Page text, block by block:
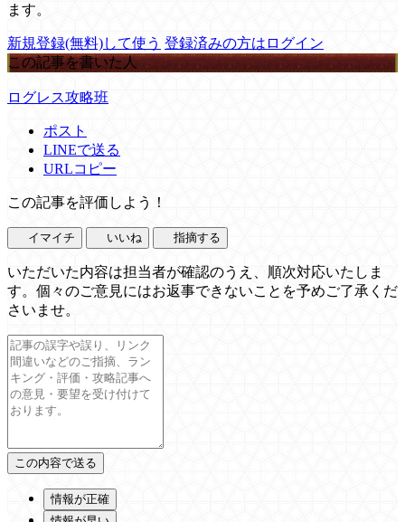
ます。
新規登録(無料)して使う 登録済みの方はログイン
この記事を書いた人
ログレス攻略班
ポスト
LINEで送る
URLコピー
この記事を評価しよう！
イマイチ いいね 指摘する
いただいた内容は担当者が確認のうえ、順次対応いたしま
す。個々のご意見にはお返事できないことを予めご了承くだ
さいませ。
情報が正確